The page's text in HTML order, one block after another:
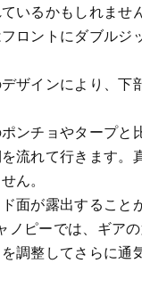
いるかもしれませ
ロントにダブル
ザインにより、下
ンチョやタープと
流れて行きます
ん。
面が露出すること
ノピーでは、ギア
調整してさらに